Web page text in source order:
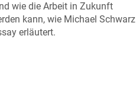
wie die Arbeit in Zukunft
kann, wie Michael Schwarz
erläutert.